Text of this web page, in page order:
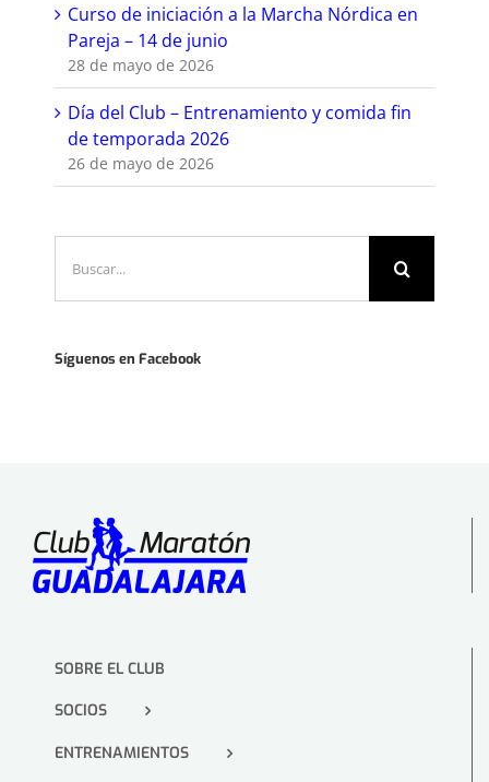
Curso de iniciación a la Marcha Nórdica en
Pareja – 14 de junio
28 de mayo de 2026
Día del Club – Entrenamiento y comida fin
de temporada 2026
26 de mayo de 2026
Síguenos en Facebook
SOBRE EL CLUB
SOCIOS
ENTRENAMIENTOS